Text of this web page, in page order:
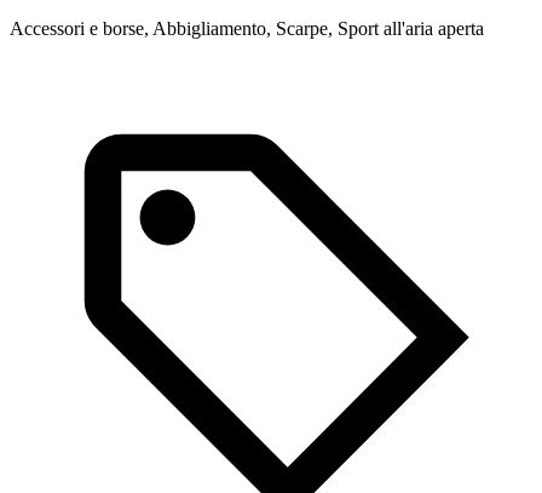
Accessori e borse, Abbigliamento, Scarpe, Sport all'aria aperta